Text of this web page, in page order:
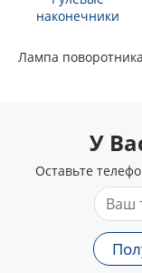
наконечники
Лампа
У
Оставьте